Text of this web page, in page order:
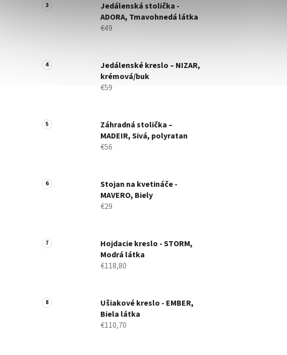
Jedálenská stolička -
ADORA, Tmavohnedá látka
€49
Jedálenské kreslo – NIZAR,
krémová/buk
€59
Záhradná stolička –
MADEIR, Sivá, polyratan
€56
Stojan na kvetináče -
MAVERO, Biely
€29
Hojdacie kreslo - STORM,
Modrá látka
€118,80
Ušiakové kreslo - EMBER,
Biela látka
€110,70